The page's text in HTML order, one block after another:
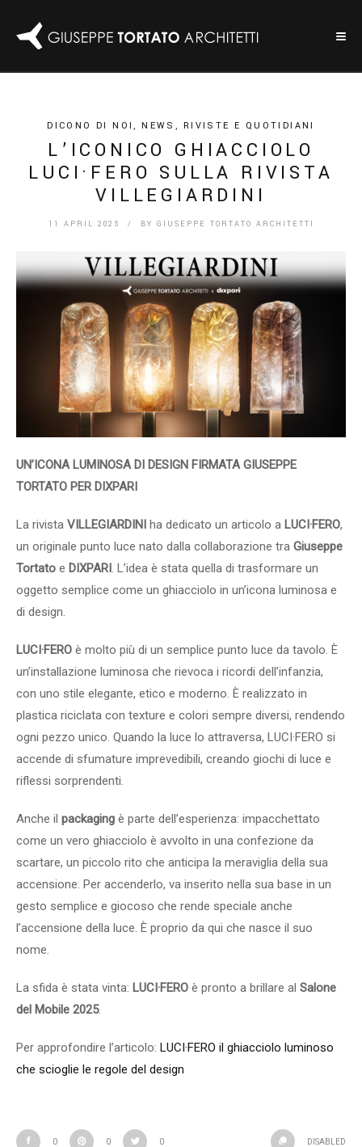
DICONO DI NOI,NEWS , RIVISTE E QUOTIDIANI
L’ICONICO GHIACCIOLO
LUCI·FERO SULLA RIVISTA
VILLEGIARDINI
11 APRIL 2025 / BY GIUSEPPE TORTATO ARCHITETTI
UN’ICONA LUMINOSA DI DESIGN FIRMATA GIUSEPPE
TORTATO PER DIXPARI
La rivista VILLEGIARDINI ha dedicato un articolo a LUCI·FERO,
un originale punto luce nato dalla collaborazione tra Giuseppe
Tortato e DIXPARI . L’idea è stata quella di trasformare un
oggetto semplice come un ghiacciolo in un’icona luminosa e
di design.
LUCI·FERO è molto più di un semplice punto luce da tavolo. È
un’installazione luminosa che rievoca i ricordi dell’infanzia,
con uno stile elegante, etico e moderno. È realizzato in
plastica riciclata con texture e colori sempre diversi, rendendo
ogni pezzo unico. Quando la luce lo attraversa, LUCI·FERO si
accende di sfumature imprevedibili, creando giochi di luce e
riflessi sorprendenti.
Anche il packaging è parte dell’esperienza: impacchettato
come un vero ghiacciolo è avvolto in una confezione da
scartare, un piccolo rito che anticipa la meraviglia della sua
accensione. Per accenderlo, va inserito nella sua base in un
gesto semplice e giocoso che rende speciale anche
l’accensione della luce. È proprio da qui che nasce il suo
nome.
La sfida è stata vinta: LUCI·FERO è pronto a brillare al Salone
del Mobile 2025.
Per approfondire l’articolo: LUCI·FERO il ghiacciolo luminoso
che scioglie le regole del design
0 0 0 DISABLED